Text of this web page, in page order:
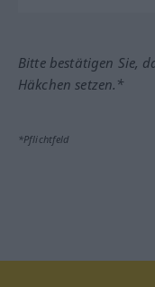
Bitte bestätigen Sie,
Häkchen setzen.*
*Pflichtfeld